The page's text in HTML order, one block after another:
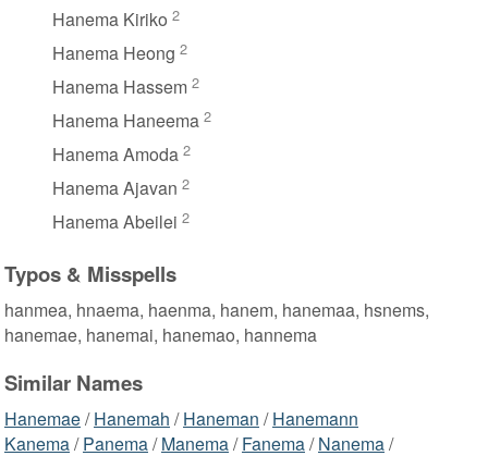
Hanema Kiriko 2
Hanema Heong 2
Hanema Hassem 2
Hanema Haneema 2
Hanema Amoda 2
Hanema Ajavan 2
Hanema Abeilei 2
Typos & Misspells
hanmea, hnaema, haenma, hanem, hanemaa, hsnems,
hanemae, hanemai, hanemao, hannema
Similar Names
Hanemae/Hanemah /Haneman /Hanemann
Kanema/Panema/Manema/Fanema/Nanema/